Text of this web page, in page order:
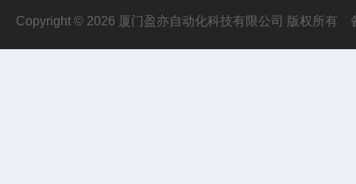
Copyright © 2026 厦门盈亦自动化科技有限公司 版权所有